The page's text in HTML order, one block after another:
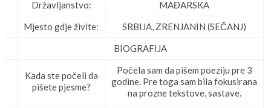
Državljanstvo:
MAĐARSKA
Mjesto gdje živite:
SRBIJA, ZRENJANIN (SEČANJ)
BIOGRAFIJA
Kada ste počeli da
pišete pjesme?
Počela sam da pišem poeziju pre 3
godine. Pre toga sam bila fokusirana
na prozne tekstove, sastave.